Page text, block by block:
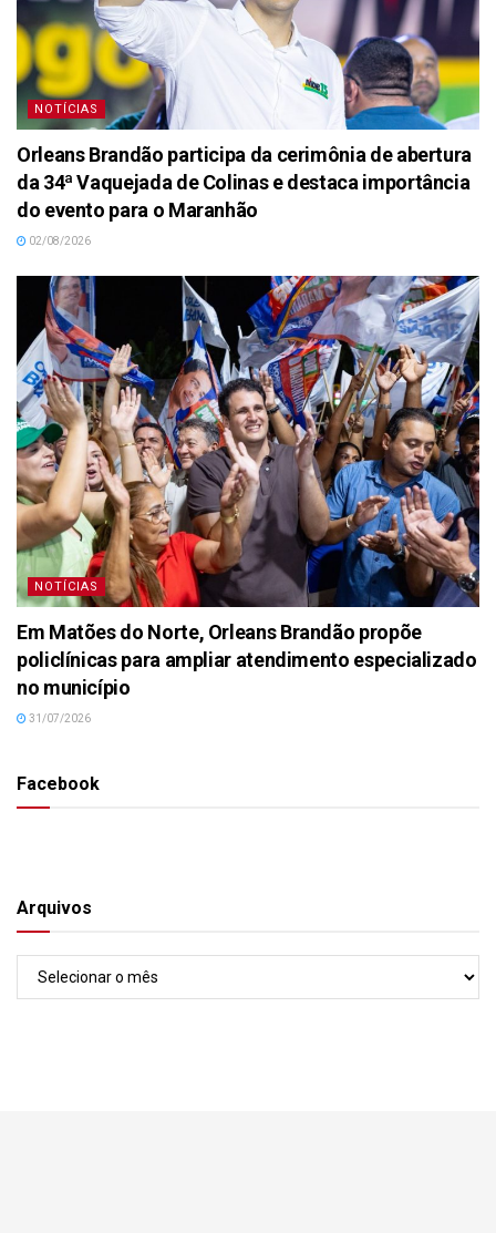
NOTÍCIAS
Orleans Brandão participa da cerimônia de abertura
da 34ª Vaquejada de Colinas e destaca importância
do evento para o Maranhão
02/08/2026
NOTÍCIAS
Em Matões do Norte, Orleans Brandão propõe
policlínicas para ampliar atendimento especializado
no município
31/07/2026
Facebook
Arquivos